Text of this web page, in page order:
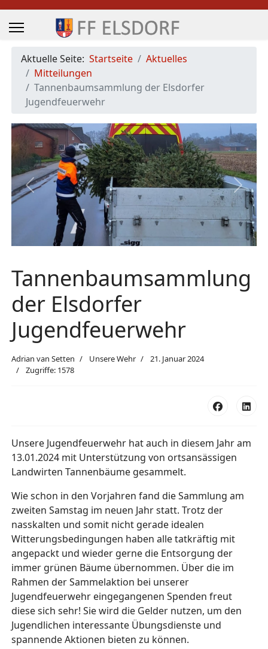
Aktuelle Seite: Startseite
Aktuelles
Mitteilungen
Tannenbaumsammlung der Elsdorfer
Jugendfeuerwehr
Previous Next
Tannenbaumsammlung
der Elsdorfer
Jugendfeuerwehr
Adrian van Setten Unsere Wehr
21. Januar 2024
Zugriffe: 1578
Unsere Jugendfeuerwehr hat auch in diesem Jahr am
13.01.2024 mit Unterstützung von ortsansässigen
Landwirten Tannenbäume gesammelt.
Wie schon in den Vorjahren fand die Sammlung am
zweiten Samstag im neuen Jahr statt. Trotz der
nasskalten und somit nicht gerade idealen
Witterungsbedingungen haben alle tatkräftig mit
angepackt und wieder gerne die Entsorgung der
immer grünen Bäume übernommen. Über die im
Rahmen der Sammelaktion bei unserer
Jugendfeuerwehr eingegangenen Spenden freut
diese sich sehr! Sie wird die Gelder nutzen, um den
Jugendlichen interessante Übungsdienste und
spannende Aktionen bieten zu können.